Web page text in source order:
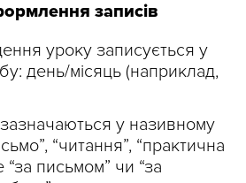
записів
уроку записується у
день/місяць (наприклад,
у називному
“читання”, “практична
“за письмом” чи “за